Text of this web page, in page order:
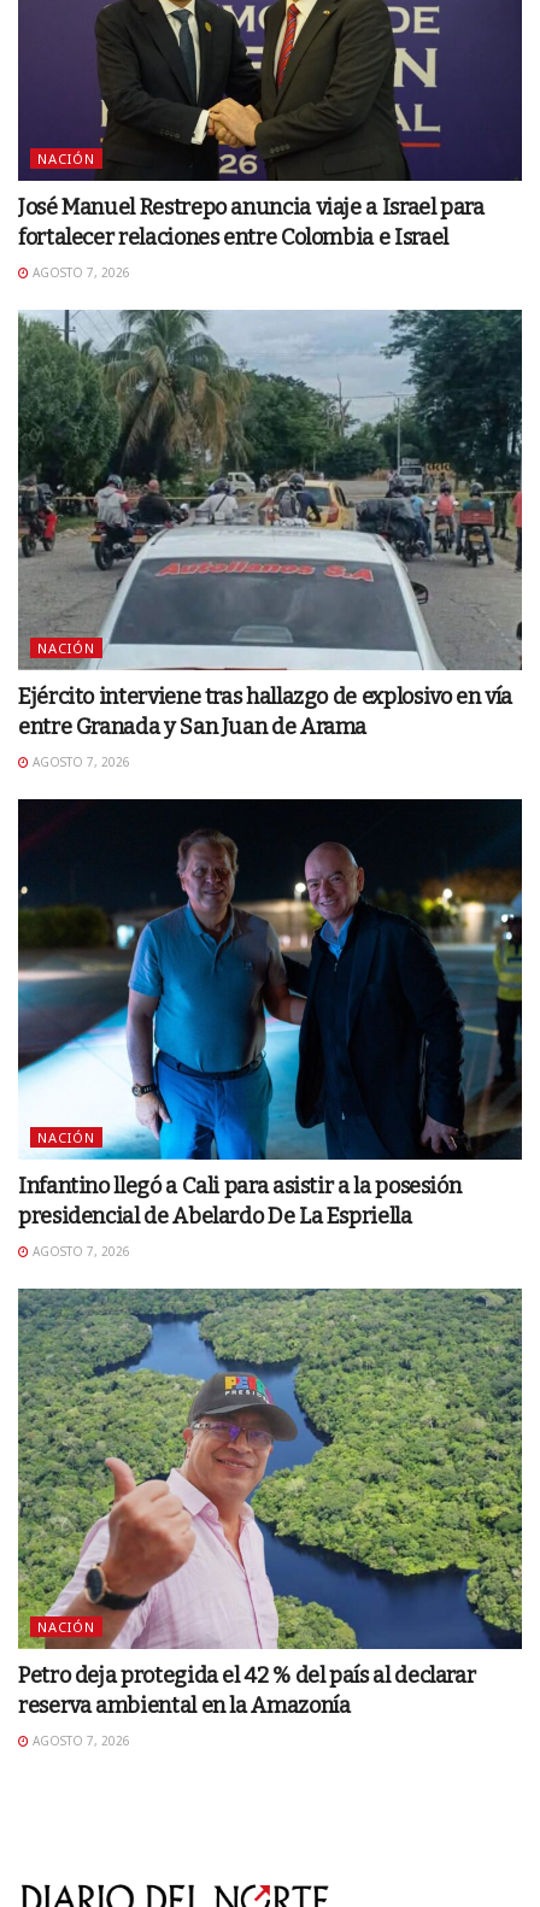
NACIÓN
José Manuel Restrepo anuncia viaje a Israel para
fortalecer relaciones entre Colombia e Israel
AGOSTO 7, 2026
NACIÓN
Ejército interviene tras hallazgo de explosivo en vía
entre Granada y San Juan de Arama
AGOSTO 7, 2026
NACIÓN
Infantino llegó a Cali para asistir a la posesión
presidencial de Abelardo De La Espriella
AGOSTO 7, 2026
NACIÓN
Petro deja protegida el 42 % del país al declarar
reserva ambiental en la Amazonía
AGOSTO 7, 2026